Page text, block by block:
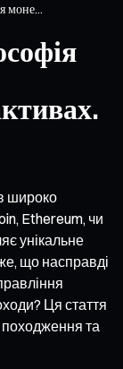
моне...
широко
Ethereum, чи
унікальне
що насправді
Ця стаття
походження та